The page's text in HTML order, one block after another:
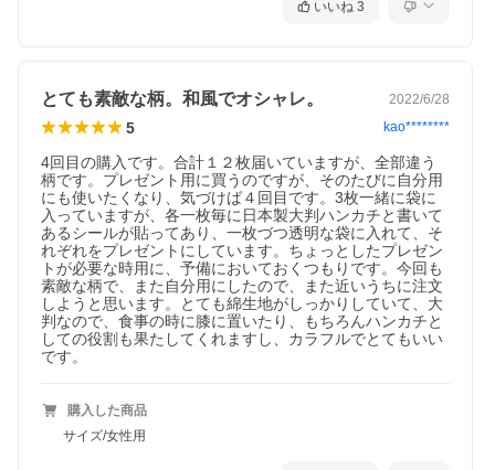
いいね 3
とても素敵な柄。和風でオシャレ。 2022/6/28
5 kao********
4回目の購入です。合計１２枚届いていますが、全部違う
柄です。プレゼント用に買うのですが、そのたびに自分用
にも使いたくなり、気づけば４回目です。3枚一緒に袋に
入っていますが、各一枚毎に日本製大判ハンカチと書いて
あるシールが貼ってあり、一枚づつ透明な袋に入れて、そ
れぞれをプレゼントにしています。ちょっとしたプレゼン
トが必要な時用に、予備においておくつもりです。今回も
素敵な柄で、また自分用にしたので、また近いうちに注文
しようと思います。とても綿生地がしっかりしていて、大
判なので、食事の時に膝に置いたり、もちろんハンカチと
しての役割も果たしてくれますし、カラフルでとてもいい
です。
購入した商品
サイズ/女性用